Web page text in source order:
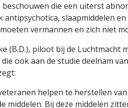
die een uiterst
antipsychotica, slaapmiddelen
vermannen en zich niet
(B.D.), piloot bij de
ook aan de studie deelnam
helpen te herstellen
middelen. Bij deze middelen